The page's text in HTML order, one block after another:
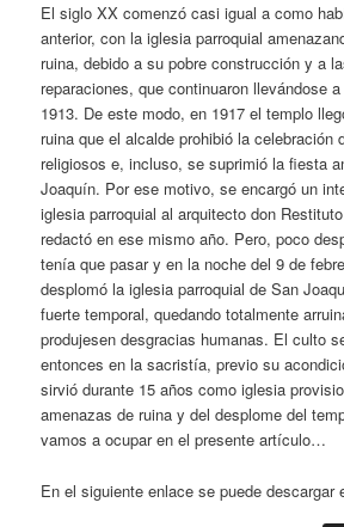
El siglo XX comenzó casi igual a como
anterior, con la iglesia parroquial
ruina, debido a su pobre construcción y a
reparaciones, que continuaron llevándose
1913. De este modo, en 1917 el templo
ruina que el alcalde prohibió la celebración
religiosos e, incluso, se suprimió la fiesta
Joaquín. Por ese motivo, se encargó un
iglesia parroquial al arquitecto don
redactó en ese mismo año. Pero, poco
tenía que pasar y en la noche del 9 de
desplomó la iglesia parroquial de San
fuerte temporal, quedando totalmente
produjesen desgracias humanas. El culto
entonces en la sacristía, previo su
sirvió durante 15 años como iglesia
amenazas de ruina y del desplome del
vamos a ocupar en el presente artículo…
En el siguiente enlace se puede descargar